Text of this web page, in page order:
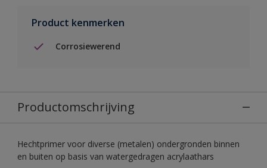
Product kenmerken
Corrosiewerend
Productomschrijving
Hechtprimer voor diverse (metalen) ondergronden binnen
en buiten op basis van watergedragen acrylaathars